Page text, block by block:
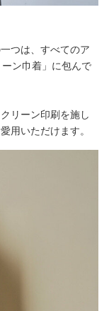
つは、すべてのア
ン巾着」に包んで
リーン印刷を施し
用いただけます。